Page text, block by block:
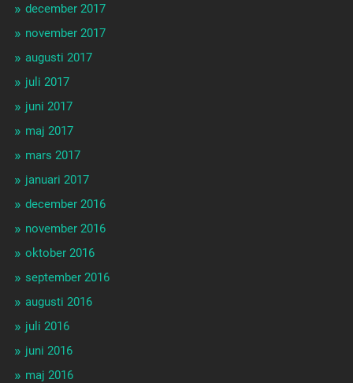
december 2017
november 2017
augusti 2017
juli 2017
juni 2017
maj 2017
mars 2017
januari 2017
december 2016
november 2016
oktober 2016
september 2016
augusti 2016
juli 2016
juni 2016
maj 2016